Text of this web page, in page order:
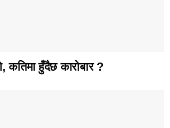
कतिमा हुँदैछ कारोबार ?